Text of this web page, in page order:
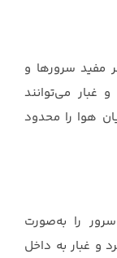
مفید سرورها و
غبار می‌توانند
هوا را محدود
را به‌صورت
و غبار به داخل